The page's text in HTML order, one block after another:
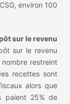
environ 100
sur le revenu
sur le revenu
restreint
recettes sont
alors que
paient 25% de